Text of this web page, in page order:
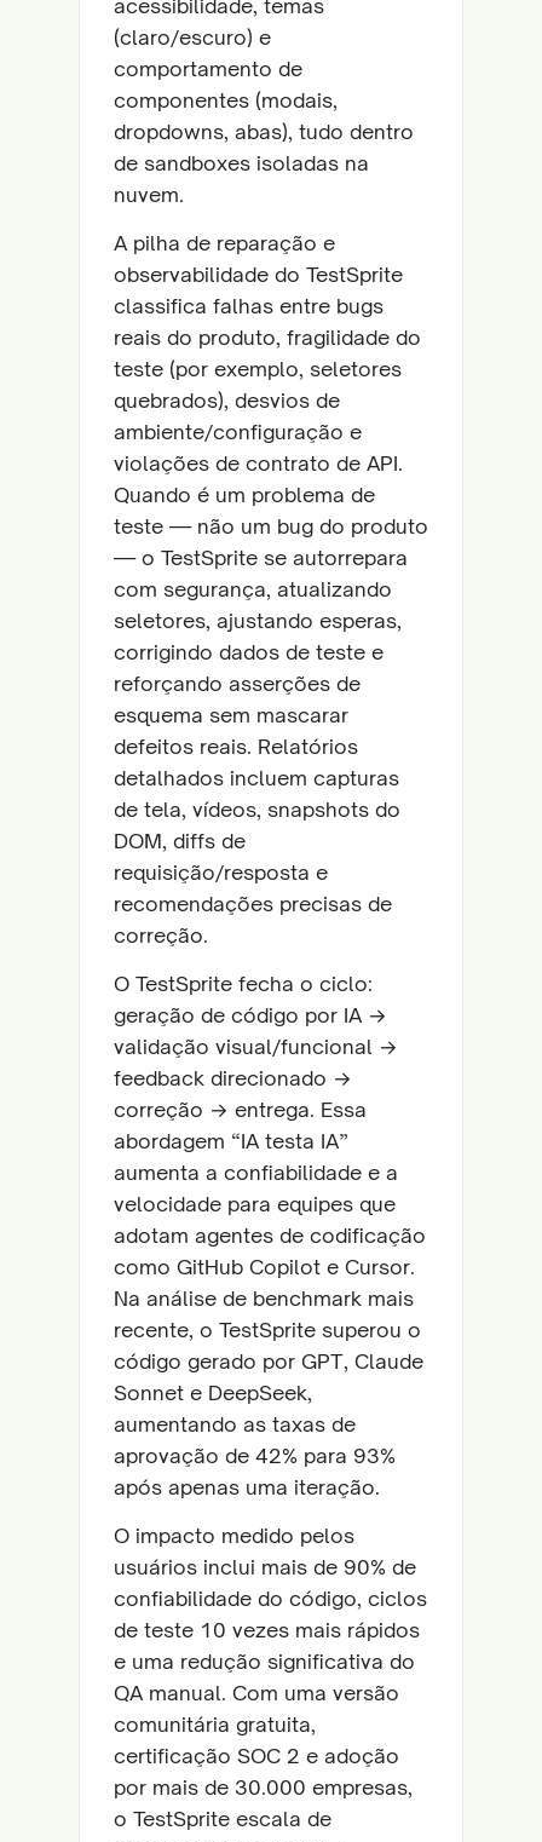
acessibilidade, temas
(claro/escuro) e
comportamento de
componentes (modais,
dropdowns, abas), tudo dentro
de sandboxes isoladas na
nuvem.
A pilha de reparação e
observabilidade do TestSprite
classifica falhas entre bugs
reais do produto, fragilidade do
teste (por exemplo, seletores
quebrados), desvios de
ambiente/configuração e
violações de contrato de API.
Quando é um problema de
teste — não um bug do produto
— o TestSprite se autorrepara
com segurança, atualizando
seletores, ajustando esperas,
corrigindo dados de teste e
reforçando asserções de
esquema sem mascarar
defeitos reais. Relatórios
detalhados incluem capturas
de tela, vídeos, snapshots do
DOM, diffs de
requisição/resposta e
recomendações precisas de
correção.
O TestSprite fecha o ciclo:
geração de código por IA →
validação visual/funcional →
feedback direcionado →
correção → entrega. Essa
abordagem “IA testa IA”
aumenta a confiabilidade e a
velocidade para equipes que
adotam agentes de codificação
como GitHub Copilot e Cursor.
Na análise de benchmark mais
recente, o TestSprite superou o
código gerado por GPT, Claude
Sonnet e DeepSeek,
aumentando as taxas de
aprovação de 42% para 93%
após apenas uma iteração.
O impacto medido pelos
usuários inclui mais de 90% de
confiabilidade do código, ciclos
de teste 10 vezes mais rápidos
e uma redução significativa do
QA manual. Com uma versão
comunitária gratuita,
certificação SOC 2 e adoção
por mais de 30.000 empresas,
o TestSprite escala de